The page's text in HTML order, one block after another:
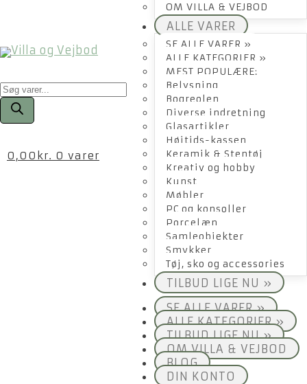
Products
search
0,00 kr. 0 varer
OM VILLA & VEJBOD
ALLE VARER
SE ALLE VARER »
ALLE KATEGORIER »
MEST POPULÆRE:
Belysning
Bogreolen
Diverse indretning
Glasartikler
Højtids-kassen
Keramik & Stentøj
Kreativ og hobby
Kunst
Møbler
PC og konsoller
Porcelæn
Samleobjekter
Smykker
Tøj, sko og accessories
TILBUD LIGE NU »
SE ALLE VARER »
ALLE KATEGORIER »
TILBUD LIGE NU »
OM VILLA & VEJBOD
BLOG
DIN KONTO